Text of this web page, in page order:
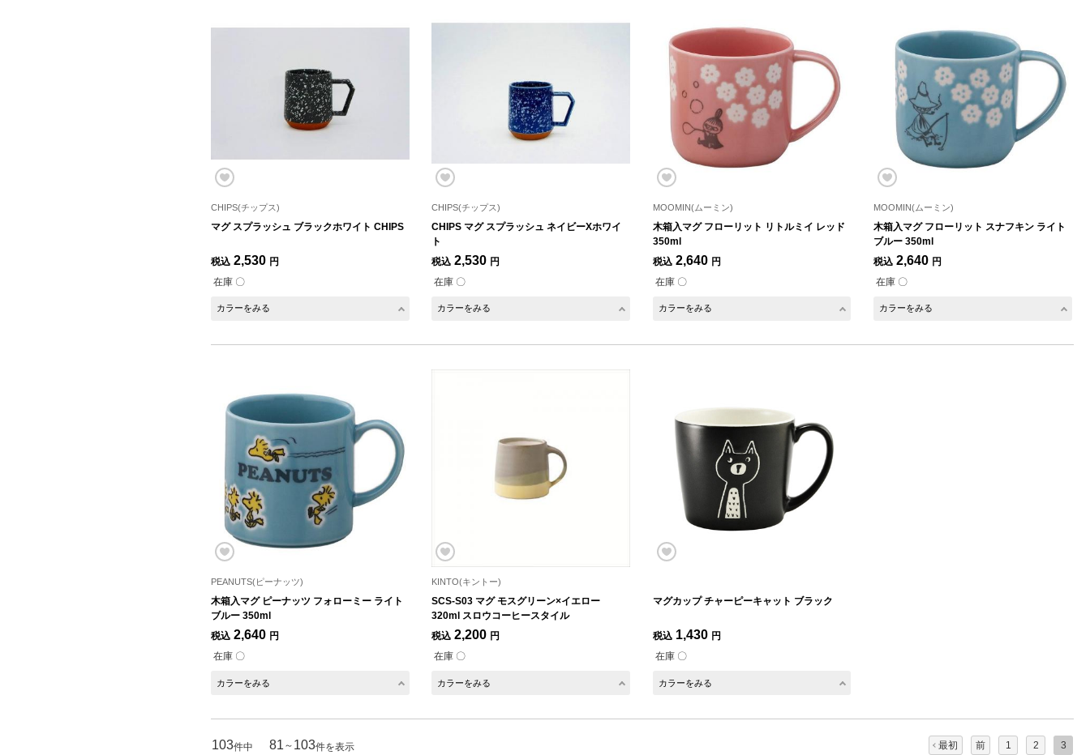
CHIPS(チップス)
マグ スプラッシュ ブラックホワイト CHIPS
税込 2,530 円
在庫 〇
カラーをみる
CHIPS(チップス)
CHIPS マグ スプラッシュ ネイビーXホワイ
ト
税込 2,530 円
在庫 〇
カラーをみる
MOOMIN(ムーミン)
木箱入マグ フローリット リトルミイ レッド
350ml
税込 2,640 円
在庫 〇
カラーをみる
MOOMIN(ムーミン)
木箱入マグ フローリット スナフキン ライト
ブルー 350ml
税込 2,640 円
在庫 〇
カラーをみる
PEANUTS(ピーナッツ)
木箱入マグ ピーナッツ フォローミー ライト
ブルー 350ml
税込 2,640 円
在庫 〇
カラーをみる
KINTO(キントー)
SCS-S03 マグ モスグリーン×イエロー
320ml スロウコーヒースタイル
税込 2,200 円
在庫 〇
カラーをみる
マグカップ チャーピーキャット ブラック
税込 1,430 円
在庫 〇
カラーをみる
103件中 81 ～ 103件を表示 最初 前 1 2 3